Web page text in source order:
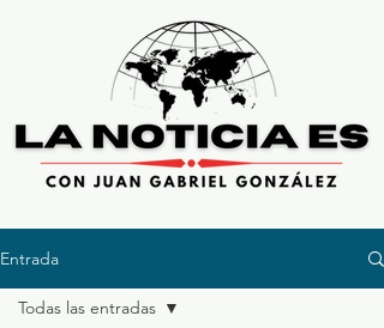
Entrada
Todas las entradas